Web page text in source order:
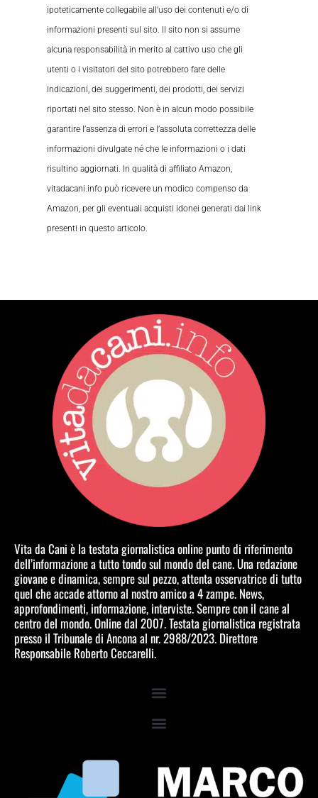
ipoteticamente collegabile all’uso dei contenuti e/o di
informazioni presenti sul sito. Il sito non si assume
alcuna responsabilità in merito al cattivo uso che gli
utenti o i visitatori del sito potrebbero fare delle
indicazioni, dei suggerimenti, dei prodotti, dei servizi
riportati nel sito stesso. Non è in alcun modo possibile
garantire l’assenza di errori e l’assoluta correttezza delle
informazioni divulgate né che le informazioni o i dati
risultino aggiornati. In qualità di affiliato Amazon,
vitadacani.info può ricevere un modico compenso da
Amazon, per gli eventuali acquisti idonei generati dai link
presenti in questo articolo.
Vita da Cani è la testata giornalistica online punto di riferimento
dell’informazione a tutto tondo sul mondo del cane. Una redazione
giovane e dinamica, sempre sul pezzo, attenta osservatrice di tutto
quel che accade attorno al nostro amico a 4 zampe. News,
approfondimenti, informazione, interviste. Sempre con il cane al
centro del mondo. Online dal 2007. Testata giornalistica registrata
presso il Tribunale di Ancona al nr. 2988/2023. Direttore
Responsabile Roberto Ceccarelli.